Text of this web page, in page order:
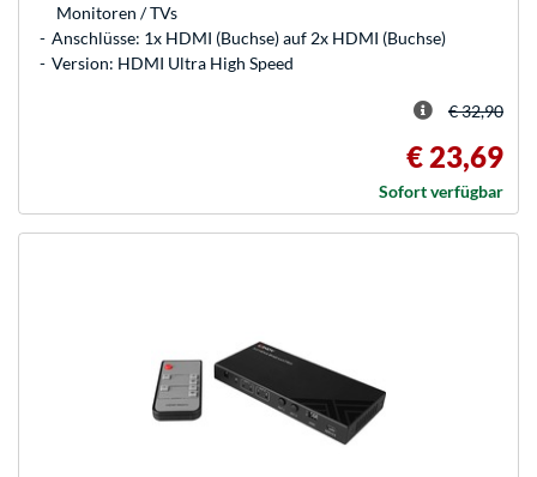
Monitoren / TVs
Anschlüsse: 1x HDMI (Buchse) auf 2x HDMI (Buchse)
Version: HDMI Ultra High Speed
€ 32,90
€ 23,69
Sofort verfügbar